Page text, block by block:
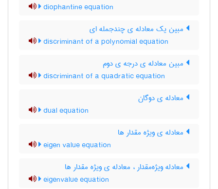
diophantine equation
مبین یک معادله ی چندجمله ای
discriminant of a polynomial equation
مبین معادله ی درجه ی دوم
discriminant of a quadratic equation
معادله ی دوگان
dual equation
معادله ی ویژه مقدار ها
eigen value equation
معادله ویژه‌مقدار ، معادله ی ویژه مقدار ها
eigenvalue equation